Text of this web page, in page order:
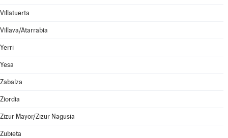
Villatuerta
Villava/Atarrabia
Yerri
Yesa
Zabalza
Ziordia
Zizur Mayor/Zizur Nagusia
Zubieta